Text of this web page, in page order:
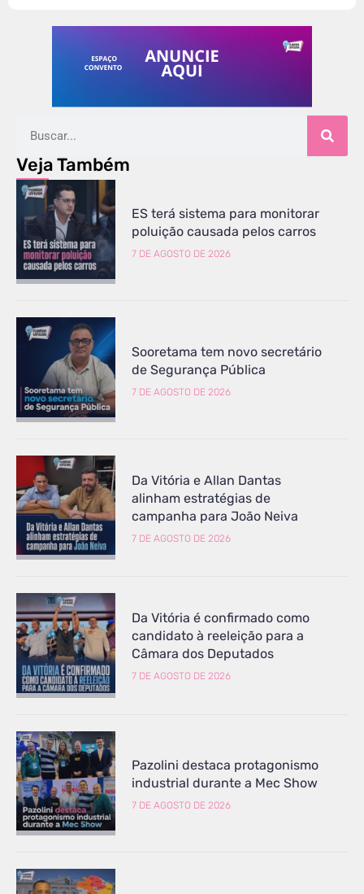
Veja Também
ES terá sistema para monitorar
poluição causada pelos carros
7 DE AGOSTO DE 2026
Sooretama tem novo secretário
de Segurança Pública
7 DE AGOSTO DE 2026
Da Vitória e Allan Dantas
alinham estratégias de
campanha para João Neiva
7 DE AGOSTO DE 2026
Da Vitória é confirmado como
candidato à reeleição para a
Câmara dos Deputados
7 DE AGOSTO DE 2026
Pazolini destaca protagonismo
industrial durante a Mec Show
7 DE AGOSTO DE 2026